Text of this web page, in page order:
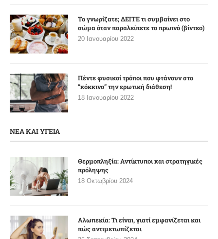
Το γνωρίζατε; ΔΕΙΤΕ τι συμβαίνει στο
σώμα όταν παραλείπετε το πρωινό (βίντεο)
20 Ιανουαρίου 2022
Πέντε φυσικοί τρόποι που φτάνουν στο
“κόκκινο” την ερωτική διάθεση!
18 Ιανουαρίου 2022
ΝΕΑ ΚΑΙ ΥΓΕΙΑ
Θερμοπληξία: Αντίκτυποι και στρατηγικές
πρόληψης
18 Οκτωβρίου 2024
Αλωπεκία: Τι είναι, γιατί εμφανίζεται και
πώς αντιμετωπίζεται